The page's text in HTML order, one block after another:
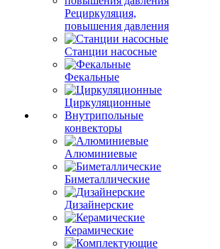
Рециркуляция,
повышения давления
Станции насосные
Фекальные
Циркуляционные
Внутрипольные
конвекторы
Алюминиевые
Биметаллические
Дизайнерские
Керамические